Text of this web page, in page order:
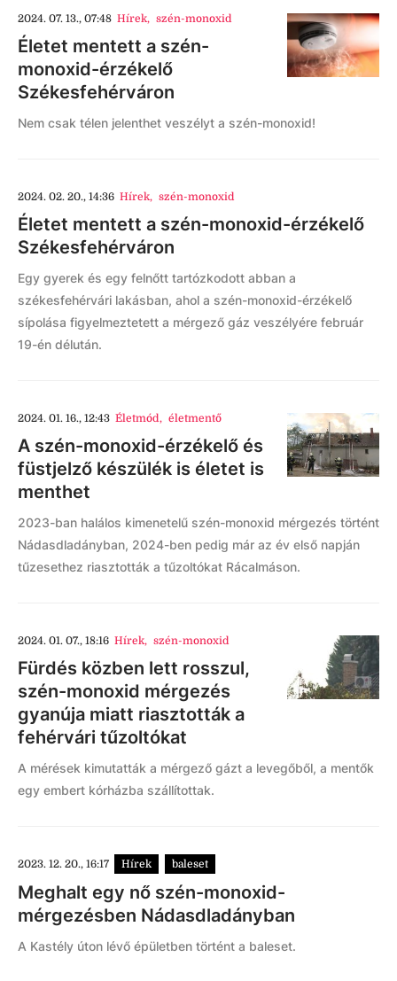
2024. 07. 13., 07:48 Hírek, szén-monoxid
Életet mentett a szén-
monoxid-érzékelő
Székesfehérváron
Nem csak télen jelenthet veszélyt a szén-monoxid!
2024. 02. 20., 14:36 Hírek, szén-monoxid
Életet mentett a szén-monoxid-érzékelő
Székesfehérváron
Egy gyerek és egy felnőtt tartózkodott abban a
székesfehérvári lakásban, ahol a szén-monoxid-érzékelő
sípolása figyelmeztetett a mérgező gáz veszélyére február
19-én délután.
2024. 01. 16., 12:43 Életmód, életmentő
A szén-monoxid-érzékelő és
füstjelző készülék is életet is
menthet
2023-ban halálos kimenetelű szén-monoxid mérgezés történt
Nádasdladányban, 2024-ben pedig már az év első napján
tűzesethez riasztották a tűzoltókat Rácalmáson.
2024. 01. 07., 18:16 Hírek, szén-monoxid
Fürdés közben lett rosszul,
szén-monoxid mérgezés
gyanúja miatt riasztották a
fehérvári tűzoltókat
A mérések kimutatták a mérgező gázt a levegőből, a mentők
egy embert kórházba szállítottak.
2023. 12. 20., 16:17 Hírek baleset
Meghalt egy nő szén-monoxid-
mérgezésben Nádasdladányban
A Kastély úton lévő épületben történt a baleset.